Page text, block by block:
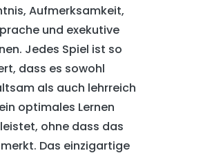
Aufmerksamkeit,
und exekutive
Jedes Spiel ist so
dass es sowohl
als auch lehrreich
optimales Lernen
ohne dass das
Das einzigartige